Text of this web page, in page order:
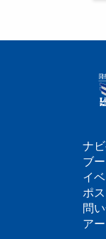
ナ
ブ
イ
ポ
問
ア